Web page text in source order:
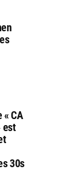
« CA
est
30s